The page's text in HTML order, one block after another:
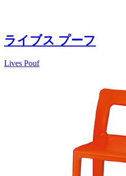
ライブス プーフ
Lives Pouf